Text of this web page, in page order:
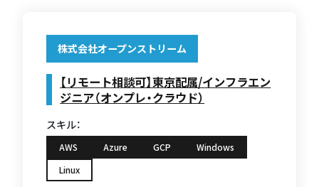
株式会社オープンストリーム
【リモート相談可】東京配属/インフラエン
ジニア（オンプレ・クラウド）
スキル：
AWS Azure GCP
Windows
Linux